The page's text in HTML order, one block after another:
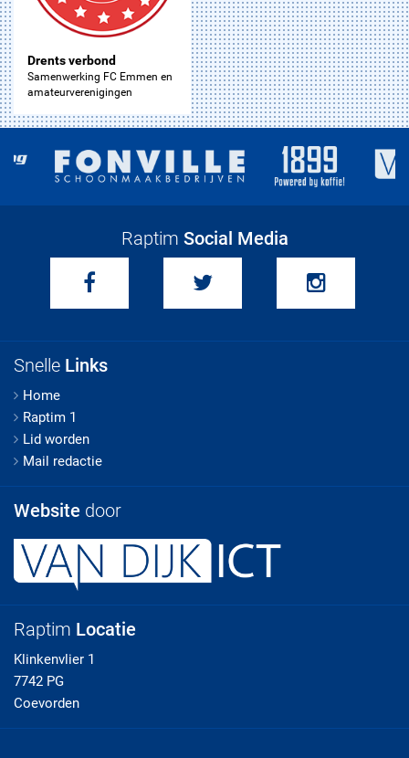
Drents verbond
Samenwerking FC Emmen en
amateurverenigingen
Raptim Social Media
Snelle Links
Home
Raptim 1
Lid worden
Mail redactie
Website door
Raptim Locatie
Klinkenvlier 1
7742 PG
Coevorden